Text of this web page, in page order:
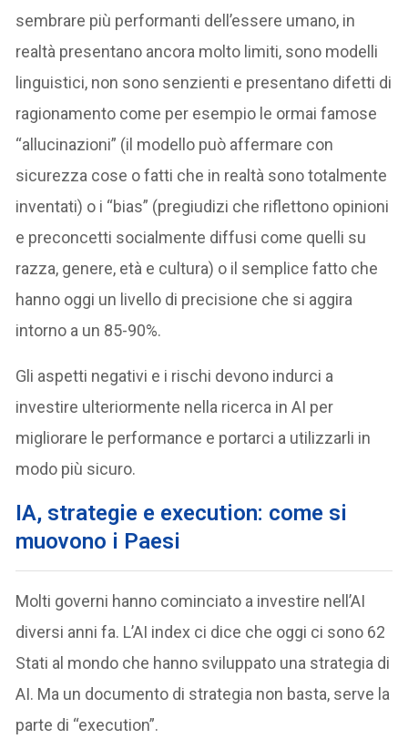
sembrare più performanti dell’essere umano, in
realtà presentano ancora molto limiti, sono modelli
linguistici, non sono senzienti e presentano difetti di
ragionamento come per esempio le ormai famose
“allucinazioni” (il modello può affermare con
sicurezza cose o fatti che in realtà sono totalmente
inventati) o i “bias” (pregiudizi che riflettono opinioni
e preconcetti socialmente diffusi come quelli su
razza, genere, età e cultura) o il semplice fatto che
hanno oggi un livello di precisione che si aggira
intorno a un 85-90%.
Gli aspetti negativi e i rischi devono indurci a
investire ulteriormente nella ricerca in AI per
migliorare le performance e portarci a utilizzarli in
modo più sicuro.
IA, strategie e execution: come si
muovono i Paesi
Molti governi hanno cominciato a investire nell’AI
diversi anni fa. L’AI index ci dice che oggi ci sono 62
Stati al mondo che hanno sviluppato una strategia di
AI. Ma un documento di strategia non basta, serve la
parte di “execution”.